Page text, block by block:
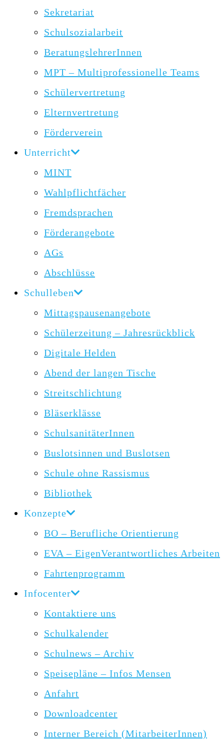
Sekretariat
Schulsozialarbeit
BeratungslehrerInnen
MPT – Multiprofessionelle Teams
Schülervertretung
Elternvertretung
Förderverein
Unterricht
MINT
Wahlpflichtfächer
Fremdsprachen
Förderangebote
AGs
Abschlüsse
Schulleben
Mittagspausenangebote
Schülerzeitung – Jahresrückblick
Digitale Helden
Abend der langen Tische
Streitschlichtung
Bläserklässe
SchulsanitäterInnen
Buslotsinnen und Buslotsen
Schule ohne Rassismus
Bibliothek
Konzepte
BO – Berufliche Orientierung
EVA – EigenVerantwortliches Arbeiten
Fahrtenprogramm
Infocenter
Kontaktiere uns
Schulkalender
Schulnews – Archiv
Speisepläne – Infos Mensen
Anfahrt
Downloadcenter
Interner Bereich (MitarbeiterInnen)